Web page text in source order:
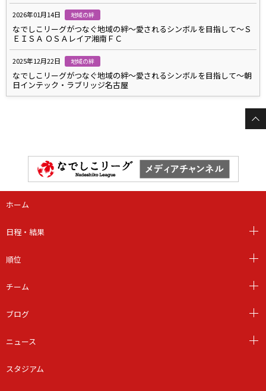
2026年01月14日 地域の絆
なでしこリーグがつなぐ地域の絆～愛されるシンボルを目指して～Ｓ
ＥＩＳＡ ＯＳＡレイア湘南ＦＣ
2025年12月22日 地域の絆
なでしこリーグがつなぐ地域の絆～愛されるシンボルを目指して～朝
日インテック・ラブリッジ名古屋
ホーム
日程・結果
順位
チーム
ブログ
ニュース
スタジアム